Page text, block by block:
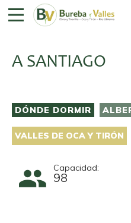
A SANTIAGO
DÓNDE DORMIR
VALLES DE OCA Y TIRÓN
Capacidad:
98